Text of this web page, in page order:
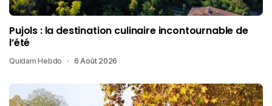
Pujols : la destination culinaire incontournable de
l’été
Quidam Hebdo 6 Août 2026